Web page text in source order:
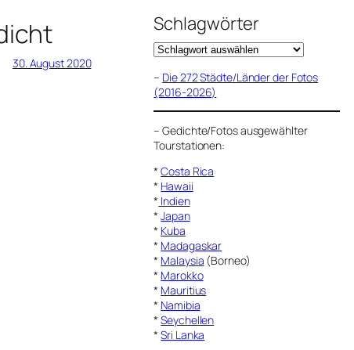
30. August 2020
Schlagwörter
– Die 272 Städte/Länder der Fotos
(2016-2026)
–Gedichte/Fotos ausgewählter
Tourstationen:
*Costa Rica
* Hawaii
* Indien
*Japan
* Kuba
* Madagaskar
* Malaysia (Borneo)
* Marokko
* Mauritius
* Namibia
*Seychellen
*Sri Lanka